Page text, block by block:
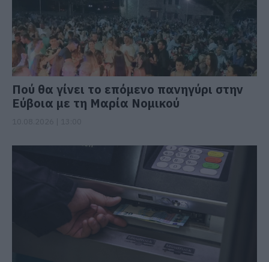
Πού θα γίνει το επόμενο πανηγύρι στην
Εύβοια με τη Μαρία Νομικού